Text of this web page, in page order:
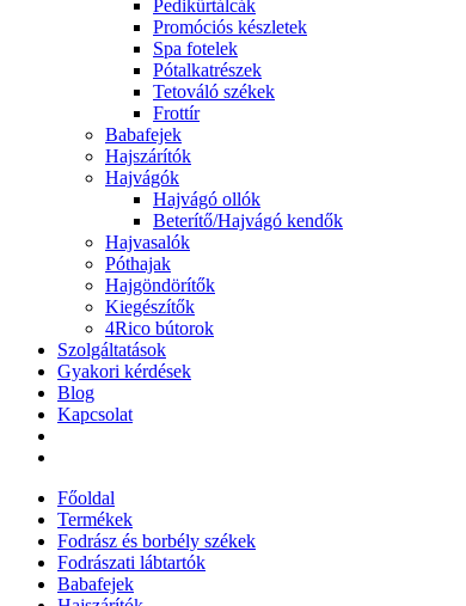
Pedikűrtálcák
Promóciós készletek
Spa fotelek
Pótalkatrészek
Tetováló székek
Frottír
Babafejek
Hajszárítók
Hajvágók
Hajvágó ollók
Beterítő/Hajvágó kendők
Hajvasalók
Póthajak
Hajgöndörítők
Kiegészítők
4Rico bútorok
Szolgáltatások
Gyakori kérdések
Blog
Kapcsolat
Főoldal
Termékek
Fodrász és borbély székek
Fodrászati lábtartók
Babafejek